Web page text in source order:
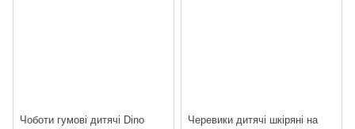
Чоботи гумові дитячі Dino
Черевики дитячі шкіряні на